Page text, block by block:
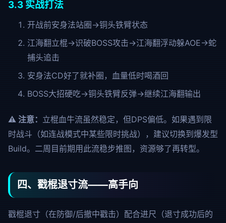
3.3 实战打法
开战前安身法站圈→铜头铁臂状态
江海翻立棍→识破BOSS攻击→江海翻浮动躲AOE→蛇
捕头追击
安身法CD好了就补圈，血量低时喝酒回
BOSS大招硬吃→铜头铁臂反弹→继续江海翻输出
⚠️ 注意： 立棍血牛流虽然稳定，但DPS偏低。如果遇到限
时战斗（如连战模式中某些限时挑战），建议切换到爆发型
Build。二周目前期用此流稳步推图，资源够了再转型。
四、戳棍退寸流——高手向
戳棍退寸（在防御/后撤中戳击）配合进尺（退寸成功后的